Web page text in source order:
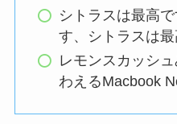
シトラスは最高
す、シトラスは最
レモンスカッシ
わえるMacbook